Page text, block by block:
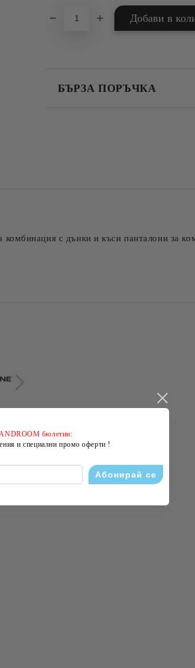
БЪРЗА ПОРЪЧКА
с дънки и къси панталони за
бюлетин:
и специални промо оферти !